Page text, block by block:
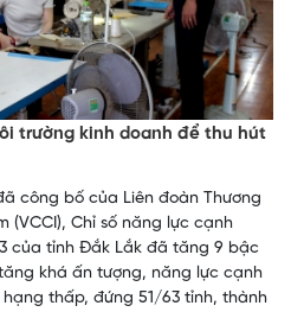
trường kinh doanh để thu hút
công bố của Liên đoàn Thương
(VCCI), Chỉ số năng lực cạnh
của tỉnh Đắk Lắk đã tăng 9 bậc
khá ấn tượng, năng lực cạnh
thấp, đứng 51/63 tỉnh, thành